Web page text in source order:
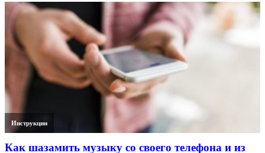
Инструкции
Как шазамить музыку со своего телефона и из